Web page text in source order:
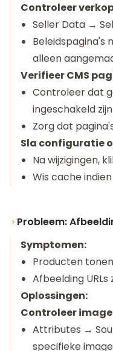
Controleer
Seller Data →
Beleidspagina's
alleen
Verifieer CMS
Controleer dat
ingeschakeld zijn
Zorg dat
Sla configuratie
Na wijzigingen,
Wis cache
Probleem:
Symptomen:
Producten
Afbeelding
Oplossingen:
Controleer
Attributes →
specifieke